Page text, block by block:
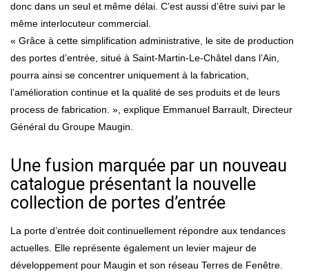
donc dans un seul et même délai. C’est aussi d’être suivi par le
même interlocuteur commercial.
« Grâce à cette simplification administrative, le site de production
des portes d’entrée, situé à Saint-Martin-Le-Châtel dans l’Ain,
pourra ainsi se concentrer uniquement à la fabrication,
l’amélioration continue et la qualité de ses produits et de leurs
process de fabrication. », explique Emmanuel Barrault, Directeur
Général du Groupe Maugin.
Une fusion marquée par un nouveau
catalogue présentant la nouvelle
collection de portes d’entrée
La porte d’entrée doit continuellement répondre aux tendances
actuelles. Elle représente également un levier majeur de
développement pour Maugin et son réseau Terres de Fenêtre.